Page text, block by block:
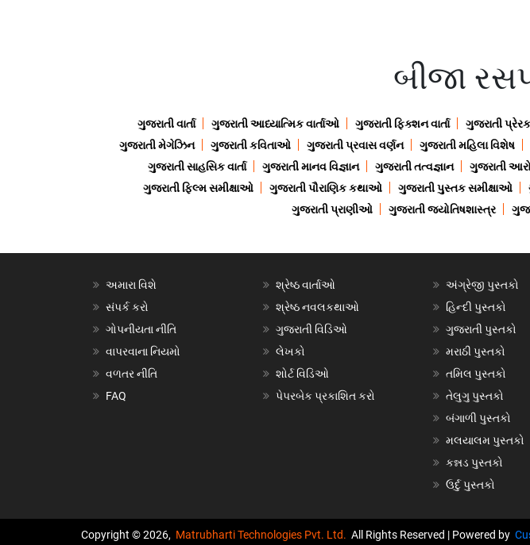
બીજા
ગુજરાતી વાર્તા ગુજરાતી આધ્યાત્મિક વાર્તાઓ ગુજરાતી ફિક્શન વાર્તા ગુજરાતી
ગુજરાતી મેગેઝિન
ગુજરાતી કવિતાઓ ગુજરાતી પ્રવાસ વર્ણન ગુજરાતી મહિલા વિશેષ
ગુજરાતી સાહસિક વાર્તા
ગુજરાતી માનવ વિજ્ઞાન ગુજરાતી તત્વજ્ઞાન ગુજરાતી
ગુજરાતી ફિલ્મ સમીક્ષાઓ
ગુજરાતી પૌરાણિક કથાઓ ગુજરાતી પુસ્તક સમીક્ષાઓ
ગુજરાતી પ્રાણીઓ
ગુજરાતી જ્યોતિષશાસ્ત્ર
અમારા વિશે
સંપર્ક કરો
ગોપનીયતા નીતિ
વાપરવાના નિયમો
વળતર નીતિ
FAQ
શ્રેષ્ઠ વાર્તાઓ
શ્રેષ્ઠ નવલકથાઓ
ગુજરાતી વિડિઓ
લેખકો
શોર્ટ વિડિઓ
પેપરબેક પ્રકાશિત કરો
અંગ્રેજી પુસ્તકો
હિન્દી પુસ્તકો
ગુજરાતી પુસ્તકો
મરાઠી પુસ્તકો
તમિલ પુસ્તકો
તેલુગુ પુસ્તકો
બંગાળી પુસ્તકો
મલયાલમ પુસ્તકો
કન્નડ પુસ્તકો
ઉર્દુ પુસ્તકો
Copyright © 2026, Matrubharti Technologies Pvt. Ltd. All Rights Reserved | Powered by